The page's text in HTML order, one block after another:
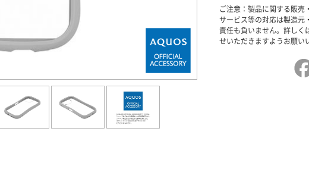
ご注意：製品に関する販売
サービス等の対応は製造元
責任も負いません。詳しく
せいただきますようお願い